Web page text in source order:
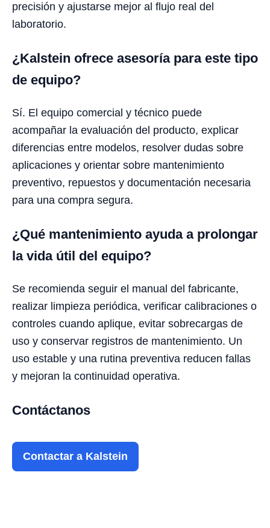
precisión y ajustarse mejor al flujo real del
laboratorio.
¿Kalstein ofrece asesoría para este tipo
de equipo?
Sí. El equipo comercial y técnico puede
acompañar la evaluación del producto, explicar
diferencias entre modelos, resolver dudas sobre
aplicaciones y orientar sobre mantenimiento
preventivo, repuestos y documentación necesaria
para una compra segura.
¿Qué mantenimiento ayuda a prolongar
la vida útil del equipo?
Se recomienda seguir el manual del fabricante,
realizar limpieza periódica, verificar calibraciones o
controles cuando aplique, evitar sobrecargas de
uso y conservar registros de mantenimiento. Un
uso estable y una rutina preventiva reducen fallas
y mejoran la continuidad operativa.
Contáctanos
Contactar a Kalstein